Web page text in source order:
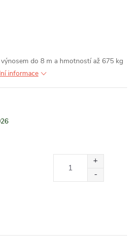
do 8 m a hmotností až 675 kg
informace